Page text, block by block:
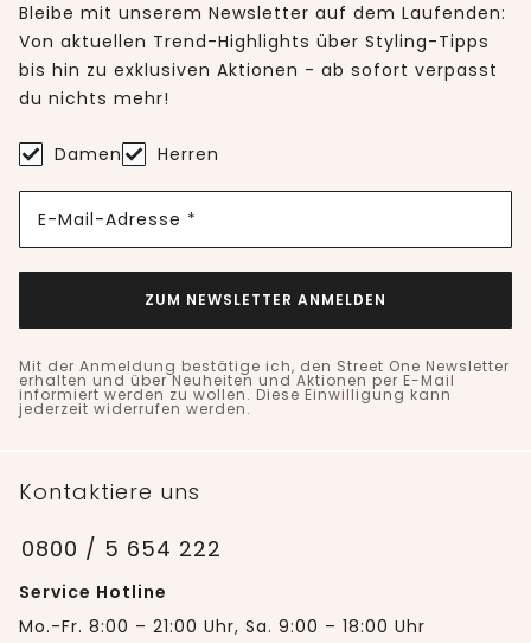
Bleibe mit unserem Newsletter auf dem Laufenden:
Von aktuellen Trend-Highlights über Styling-Tipps
bis hin zu exklusiven Aktionen - ab sofort verpasst
du nichts mehr!
Damen Herren
E-Mail-Adresse *
ZUM NEWSLETTER ANMELDEN
Mit der Anmeldung bestätige ich, den Street One Newsletter
erhalten und über Neuheiten und Aktionen per E-Mail
informiert werden zu wollen. Diese Einwilligung kann
jederzeit widerrufen werden.
Kontaktiere uns
0800 / 5 654 222
Service Hotline
Mo.-Fr. 8:00 – 21:00 Uhr, Sa. 9:00 – 18:00 Uhr